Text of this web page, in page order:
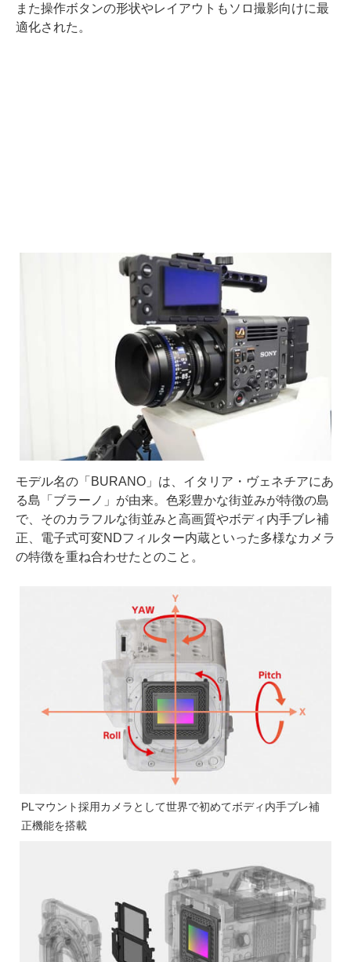
また操作ボタンの形状やレイアウトもソロ撮影向けに最
適化された。
モデル名の「BURANO」は、イタリア・ヴェネチアにあ
る島「ブラーノ」が由来。色彩豊かな街並みが特徴の島
で、そのカラフルな街並みと高画質やボディ内手ブレ補
正、電子式可変NDフィルター内蔵といった多様なカメラ
の特徴を重ね合わせたとのこと。
PLマウント採用カメラとして世界で初めてボディ内手ブレ補
正機能を搭載